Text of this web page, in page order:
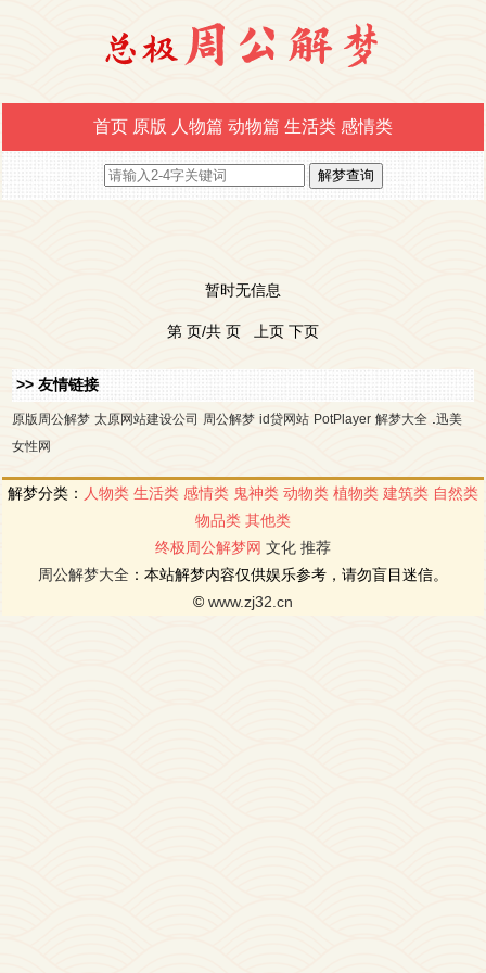
首页 原版 人物篇 动物篇 生活类 感情类
暂时无信息
第 页/共 页 上页 下页
>> 友情链接
原版周公解梦 太原网站建设公司 周公解梦 id贷网站 PotPlayer 解梦大全
迅美
女性网
解梦分类： 人物类 生活类 感情类 鬼神类 动物类 植物类 建筑类 自然类
物品类 其他类
终极周公解梦网 文化 推荐
周公解梦大全 ：本站解梦内容仅供娱乐参考，请勿盲目迷信。
© www.zj32.cn